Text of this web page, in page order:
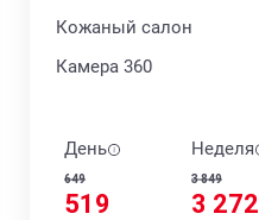
Кожаный салон
Камера 360
День
649
519
Неделя
3 849
3 272